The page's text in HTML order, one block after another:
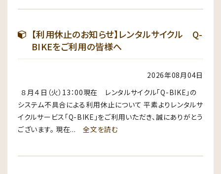
【利用休止のお知らせ】レンタルサイクル Q-
BIKEをご利用の皆様へ
2026年08月04日
８月４日（火）13：00現在 レンタルサイクル「Q-BIKE」の
システム不具合による利用休止について 平素よりレンタルサ
イクルサービス「Q-BIKE」をご利用いただき、誠にありがとう
ございます。 現在...全文を読む